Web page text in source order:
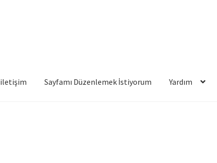
iletişim Sayfamı Düzenlemek İstiyorum Yardım